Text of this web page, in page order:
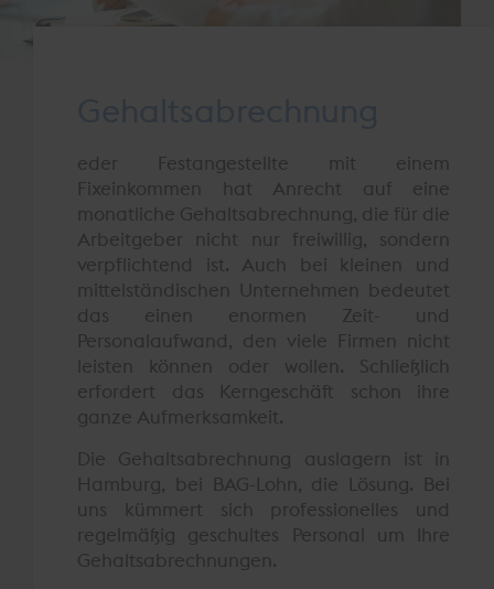
eder Festangestellte mit einem
Fixeinkommen hat Anrecht auf eine
monatliche Gehaltsabrechnung, die für die
Arbeitgeber nicht nur freiwillig, sondern
verpflichtend ist. Auch bei kleinen und
mittelständischen Unternehmen bedeutet
das einen enormen Zeit- und
Personalaufwand, den viele Firmen nicht
leisten können oder wollen. Schließlich
erfordert das Kerngeschäft schon ihre
ganze Aufmerksamkeit.
Die Gehaltsabrechnung auslagern ist in
Hamburg, bei BAG-Lohn, die Lösung. Bei
uns kümmert sich professionelles und
regelmäßig geschultes Personal um Ihre
Gehaltsabrechnungen.